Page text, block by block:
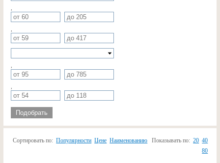
Подобрать
Сортировать по: Популярности Цене Наименованию Показывать по: 20 40
80